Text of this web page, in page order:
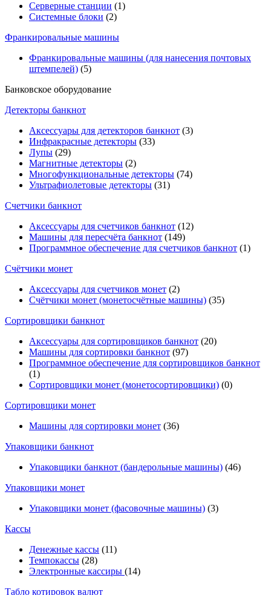
Серверные станции (1)
Системные блоки (2)
Франкировальные машины
Франкировальные машины (для нанесения почтовых
штемпелей) (5)
Банковское оборудование
Детекторы банкнот
Аксессуары для детекторов банкнот (3)
Инфракрасные детекторы (33)
Лупы (29)
Магнитные детекторы (2)
Многофункциональные детекторы (74)
Ультрафиолетовые детекторы (31)
Счетчики банкнот
Аксессуары для счетчиков банкнот (12)
Машины для пересчёта банкнот (149)
Программное обеспечение для счетчиков банкнот (1)
Счётчики монет
Аксессуары для счетчиков монет (2)
Счётчики монет (монетосчётные машины) (35)
Cортировщики банкнот
Аксессуары для сортировщиков банкнот (20)
Машины для сортировки банкнот (97)
Программное обеспечение для сортировщиков банкнот
(1)
Сортировщики монет (монетосортировщики) (0)
Сортировщики монет
Машины для сортировки монет (36)
Упаковщики банкнот
Упаковщики банкнот (бандерольные машины) (46)
Упаковщики монет
Упаковщики монет (фасовочные машины) (3)
Кассы
Денежные кассы (11)
Темпокассы (28)
Электронные кассиры (14)
Табло котировок валют